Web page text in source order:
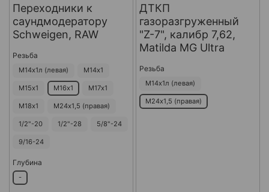
Переходники к
саундмодератору
Schweigen, RAW
Резьба
М14х1л (левая) М14х1
М15х1 М16х1 М17х1
М18х1 М24х1,5 (правая)
1/2"-20 1/2"-28 5/8"-24
9/16-24
Глубина
-
ДТКП
газоразгруженный
"Z-7", калибр 7,62,
Matilda MG Ultra
Резьба
М14х1л (левая)
М24х1,5 (правая)